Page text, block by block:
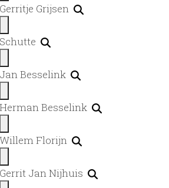
Gerritje Grijsen
Schutte
Jan Besselink
Herman Besselink
Willem Florijn
Gerrit Jan Nijhuis